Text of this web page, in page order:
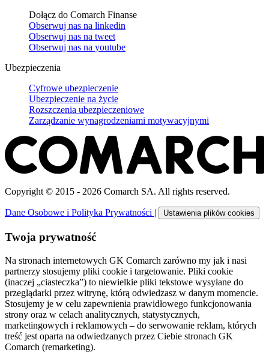
Dołącz do Comarch Finanse
Obserwuj nas na linkedin
Obserwuj nas na tweet
Obserwuj nas na youtube
Ubezpieczenia
Cyfrowe ubezpieczenie
Ubezpieczenie na życie
Rozszczenia ubezpieczeniowe
Zarządzanie wynagrodzeniami motywacyjnymi
Copyright © 2015 - 2026 Comarch SA. All rights reserved.
Dane Osobowe i Polityka Prywatności | Ustawienia plików cookies
Twoja prywatność
Na stronach internetowych GK Comarch zarówno my jak i nasi
partnerzy stosujemy pliki cookie i targetowanie. Pliki cookie
(inaczej „ciasteczka”) to niewielkie pliki tekstowe wysyłane do
przeglądarki przez witrynę, którą odwiedzasz w danym momencie.
Stosujemy je w celu zapewnienia prawidłowego funkcjonowania
strony oraz w celach analitycznych, statystycznych,
marketingowych i reklamowych – do serwowanie reklam, których
treść jest oparta na odwiedzanych przez Ciebie stronach GK
Comarch (remarketing).